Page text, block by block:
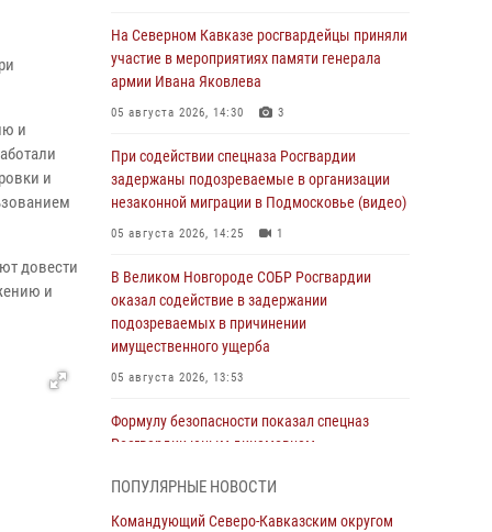
и
и
довести
и
На Северном Кавказе росгвардейцы приняли
участие в мероприятиях памяти генерала
армии Ивана Яковлева
05 августа 2026, 14:30 3
При содействии спецназа Росгвардии
задержаны подозреваемые в организации
незаконной миграции в Подмосковье (видео)
05 августа 2026, 14:25 1
В Великом Новгороде СОБР Росгвардии
оказал содействие в задержании
подозреваемых в причинении
имущественного ущерба
05 августа 2026, 13:53
Формулу безопасности показал спецназ
Росгвардии юным динамовцам
ПОПУЛЯРНЫЕ НОВОСТИ
Командующий Северо-Кавказским округом